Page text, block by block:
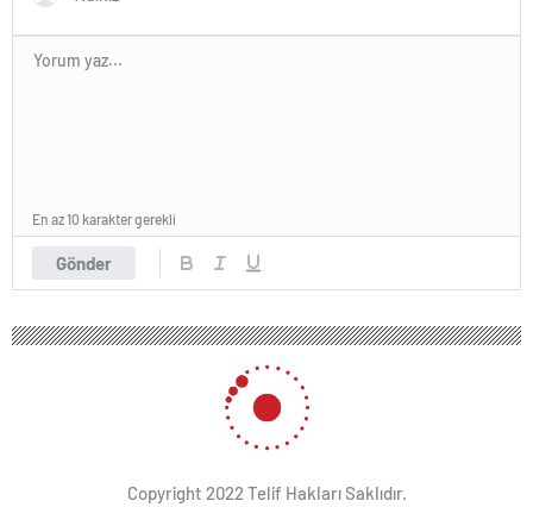
Gönder
En az 10 karakter gerekli
Copyright 2022 Telif Hakları Saklıdır.